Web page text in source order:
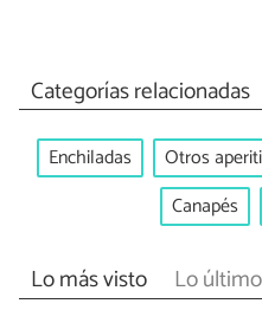
Categorías relacionadas
Enchiladas Otros
Canapés
Lo más visto Lo último